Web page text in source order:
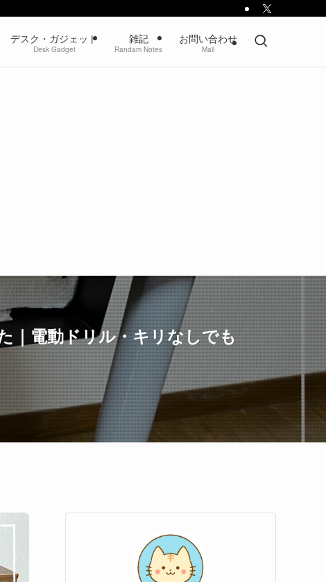
デスク・ガジェット
Desk Gadget
雑記
Randam Notes
お問い合わせ
Mail
｜電動ドリル・キリなしでも